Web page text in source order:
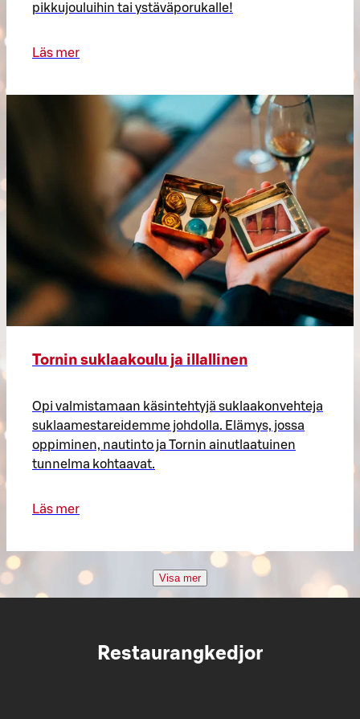
pikkujouluihin tai ystäväporukalle!
Läs mer
Tornin suklaakoulu ja illallinen
Opi valmistamaan käsintehtyjä suklaakonvehteja
suklaamestareidemme johdolla. Elämys, jossa
oppiminen, nautinto ja Tornin ainutlaatuinen
tunnelma kohtaavat.
Läs mer
Visa mer
Restaurangkedjor